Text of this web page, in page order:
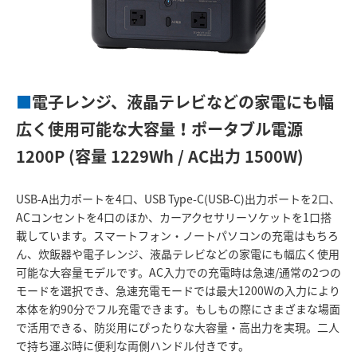
■電子レンジ、液晶テレビなどの家電にも幅
広く使用可能な大容量！ポータブル電源
1200P (容量 1229Wh / AC出力 1500W)
USB-A出力ポートを4口、USB Type-C(USB-C)出力ポートを2口、
ACコンセントを4口のほか、カーアクセサリーソケットを1口搭
載しています。スマートフォン・ノートパソコンの充電はもちろ
ん、炊飯器や電子レンジ、液晶テレビなどの家電にも幅広く使用
可能な大容量モデルです。AC入力での充電時は急速/通常の2つの
モードを選択でき、急速充電モードでは最大1200Wの入力により
本体を約90分でフル充電できます。もしもの際にさまざまな場面
で活用できる、防災用にぴったりな大容量・高出力を実現。二人
で持ち運ぶ時に便利な両側ハンドル付きです。